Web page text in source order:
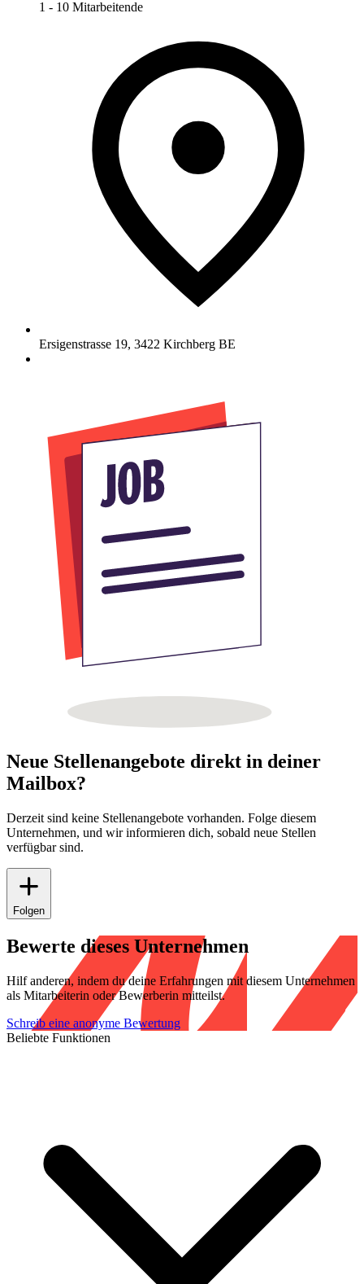
1 - 10 Mitarbeitende
Ersigenstrasse 19, 3422 Kirchberg BE
Neue Stellenangebote direkt in deiner
Mailbox?
Derzeit sind keine Stellenangebote vorhanden. Folge diesem
Unternehmen, und wir informieren dich, sobald neue Stellen
verfügbar sind.
Folgen
Bewerte dieses Unternehmen
Hilf anderen, indem du deine Erfahrungen mit diesem Unternehmen
als Mitarbeiterin oder Bewerberin mitteilst.
Schreib eine anonyme Bewertung
Beliebte Funktionen